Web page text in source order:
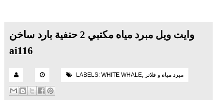
وايت ويل مبرد مياه مكتبي 2 حنفية بارد ساخن
ai116
LABELS: WHITE WHALE, مبرد مياة و فلاتر